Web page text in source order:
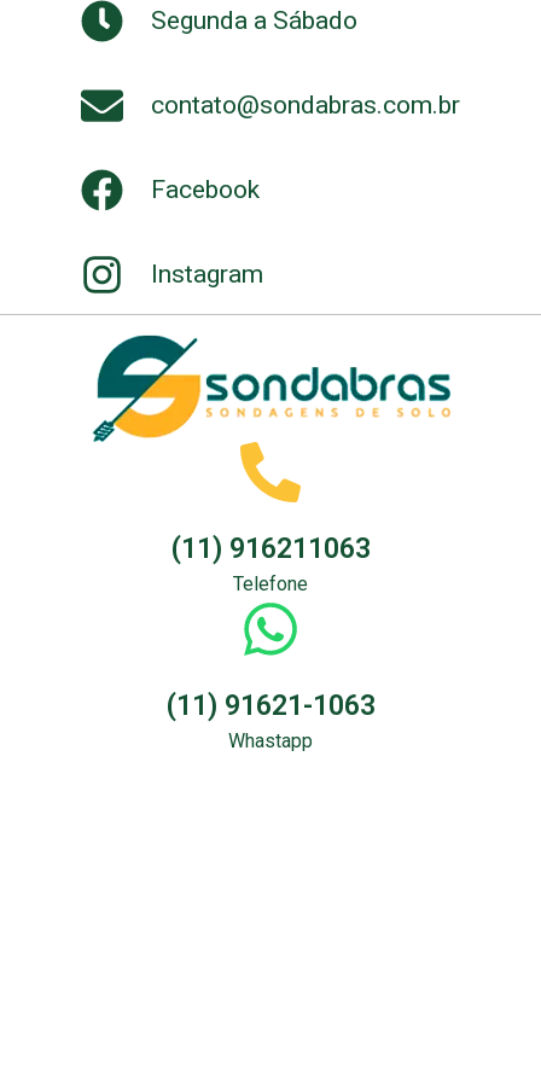
Segunda a Sábado
contato@sondabras.com.br
Facebook
Instagram
(11) 916211063
Telefone
(11) 91621-1063
Whastapp